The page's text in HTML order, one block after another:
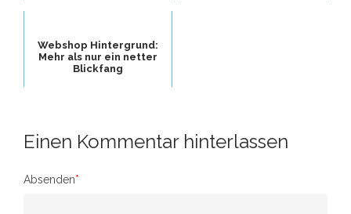
Webshop Hintergrund:
Mehr als nur ein netter
Blickfang
Einen Kommentar hinterlassen
Absenden*